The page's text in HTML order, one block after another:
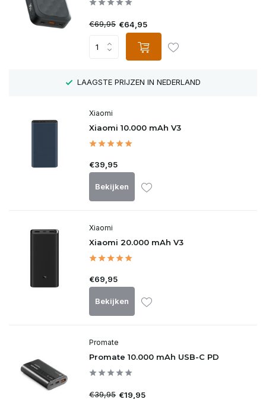
€69,95 €64,95
LAAGSTE PRIJZEN IN NEDERLAND
Xiaomi
Xiaomi 10.000 mAh V3
€39,95
Bekijken
Xiaomi
Xiaomi 20.000 mAh V3
€69,95
Bekijken
Promate
Promate 10.000 mAh USB-C PD
€39,95 €19,95